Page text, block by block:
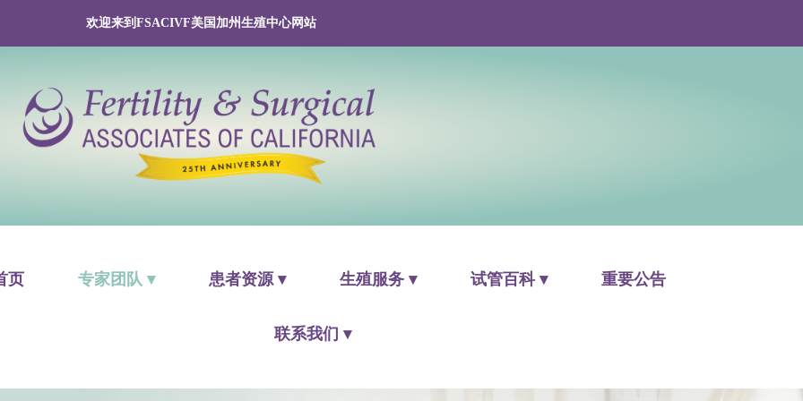
欢迎来到FSACIVF美国加州生殖中心网站
页 专家团队 ▾ 患者资源 ▾ 生殖服务 ▾ 试管百科 ▾ 重要公告
联系我们 ▾